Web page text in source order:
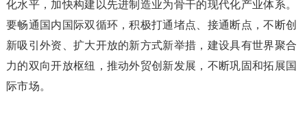
化水平，加快构建以先进制造业为骨干的现代化产业体系。
要畅通国内国际双循环，积极打通堵点、接通断点，不断创
新吸引外资、扩大开放的新方式新举措，建设具有世界聚合
力的双向开放枢纽，推动外贸创新发展，不断巩固和拓展国
际市场。